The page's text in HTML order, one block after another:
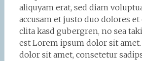
aliquyam erat, sed diam
accusam et justo duo dolores et
clita kasd gubergren, no sea
est Lorem ipsum dolor sit
dolor sit amet, consetetur